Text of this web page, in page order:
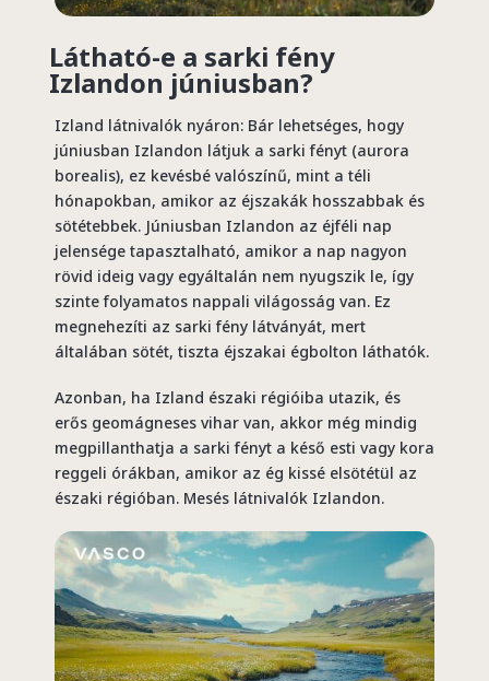
Látható-e a sarki fény
Izlandon júniusban?
Izland látnivalók nyáron: Bár lehetséges, hogy
júniusban Izlandon látjuk a sarki fényt (aurora
borealis), ez kevésbé valószínű, mint a téli
hónapokban, amikor az éjszakák hosszabbak és
sötétebbek. Júniusban Izlandon az éjféli nap
jelensége tapasztalható, amikor a nap nagyon
rövid ideig vagy egyáltalán nem nyugszik le, így
szinte folyamatos nappali világosság van. Ez
megnehezíti az sarki fény látványát, mert
általában sötét, tiszta éjszakai égbolton láthatók.
Azonban, ha Izland északi régióiba utazik, és
erős geomágneses vihar van, akkor még mindig
megpillanthatja a sarki fényt a késő esti vagy kora
reggeli órákban, amikor az ég kissé elsötétül az
északi régióban. Mesés látnivalók Izlandon.